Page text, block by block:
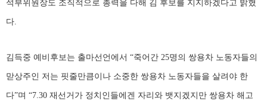
석부위원장도 조직적으로 총력을 다해 김 후보를 지지하겠다고 밝혔
다.
김득중 예비후보는 출마선언에서 “죽어간 25명의 쌍용차 노동자들의
맏상주인 저는 핏줄만큼이나 소중한 쌍용차 노동자들을 살려야 한
다”며 “7.30 재선거가 정치인들에겐 자리와 뱃지겠지만 쌍용차 해고